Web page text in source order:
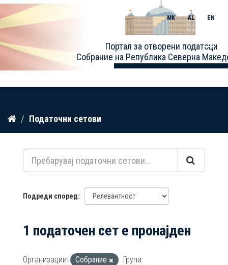
Прескокнете
содржина
Портал за отворени податоци
Собрание на Република Северна
MK AL EN
Toggle
Податочни сетови
Подреди според
1 податочен сет е пронајден
Организации: Собрание
Групи: